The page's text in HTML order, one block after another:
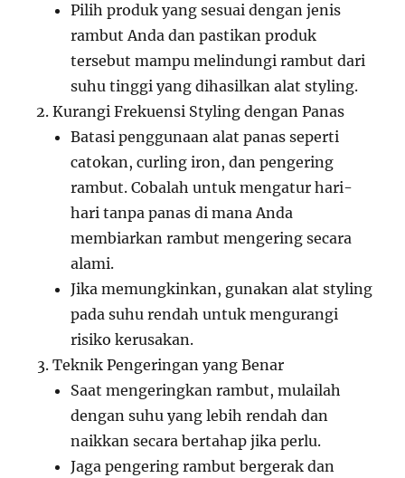
Pilih produk yang sesuai dengan jenis
rambut Anda dan pastikan produk
tersebut mampu melindungi rambut dari
suhu tinggi yang dihasilkan alat styling.
Kurangi Frekuensi Styling dengan Panas
Batasi penggunaan alat panas seperti
catokan, curling iron, dan pengering
rambut. Cobalah untuk mengatur hari-
hari tanpa panas di mana Anda
membiarkan rambut mengering secara
alami.
Jika memungkinkan, gunakan alat styling
pada suhu rendah untuk mengurangi
risiko kerusakan.
Teknik Pengeringan yang Benar
Saat mengeringkan rambut, mulailah
dengan suhu yang lebih rendah dan
naikkan secara bertahap jika perlu.
Jaga pengering rambut bergerak dan